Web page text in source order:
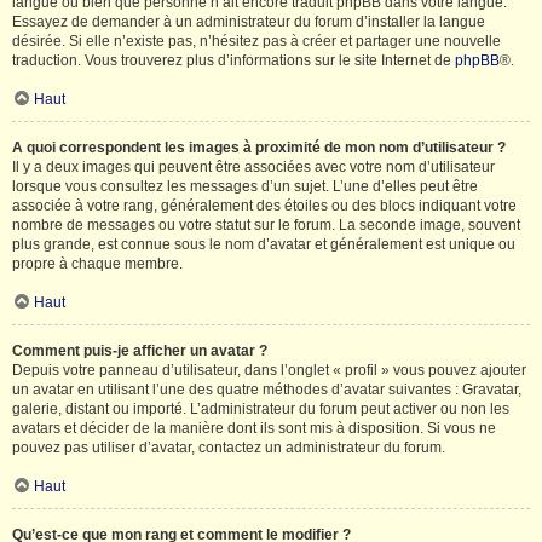
Essayez de demander à un administrateur du forum d’installer la langue
désirée. Si elle n’existe pas, n’hésitez pas à créer et partager une nouvelle
traduction. Vous trouverez plus d’informations sur le site Internet de phpBB®.
Haut
A quoi correspondent les images à proximité de mon nom d’utilisateur ?
Il y a deux images qui peuvent être associées avec votre nom d’utilisateur
lorsque vous consultez les messages d’un sujet. L’une d’elles peut être
associée à votre rang, généralement des étoiles ou des blocs indiquant votre
nombre de messages ou votre statut sur le forum. La seconde image, souvent
plus grande, est connue sous le nom d’avatar et généralement est unique ou
propre à chaque membre.
Haut
Comment puis-je afficher un avatar ?
Depuis votre panneau d’utilisateur, dans l’onglet « profil » vous pouvez ajouter
un avatar en utilisant l’une des quatre méthodes d’avatar suivantes : Gravatar,
galerie, distant ou importé. L’administrateur du forum peut activer ou non les
avatars et décider de la manière dont ils sont mis à disposition. Si vous ne
pouvez pas utiliser d’avatar, contactez un administrateur du forum.
Haut
Qu’est-ce que mon rang et comment le modifier ?